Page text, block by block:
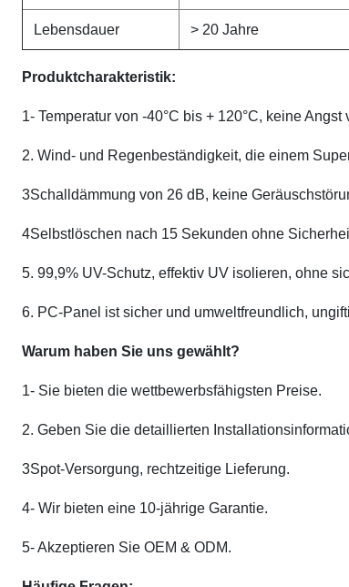
Lebensdauer > 20 Jahre
Produktcharakteristik:
1- Temperatur von -40°C bis + 120°C, keine Angst
2. Wind- und Regenbeständigkeit, die einem
3Schalldämmung von 26 dB, keine
4Selbstlöschen nach 15 Sekunden ohne
5. 99,9% UV-Schutz, effektiv UV isolieren, ohne
6. PC-Panel ist sicher und umweltfreundlich,
Warum haben Sie uns gewählt?
1- Sie bieten die wettbewerbsfähigsten Preise.
2. Geben Sie die detaillierten
3Spot-Versorgung, rechtzeitige Lieferung.
4- Wir bieten eine 10-jährige Garantie.
5- Akzeptieren Sie OEM & ODM.